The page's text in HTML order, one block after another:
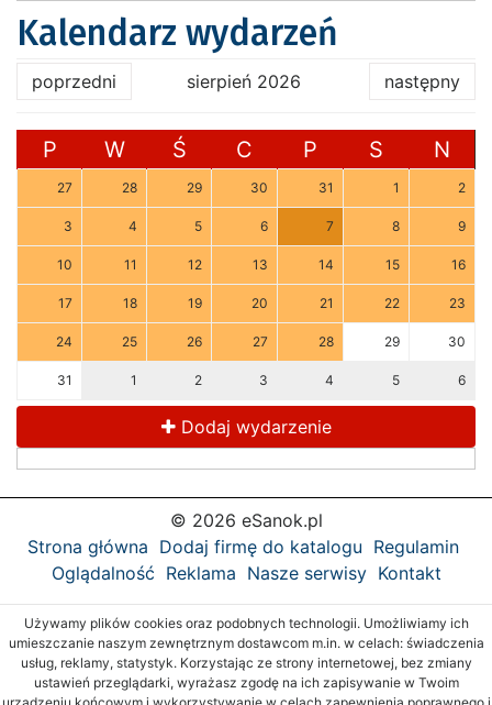
Kalendarz wydarzeń
poprzedni sierpień 2026 następny
P W Ś C P S N
27 28 29 30 31 1 2
3 4 5 6 7 8 9
10 11 12 13 14 15 16
17 18 19 20 21 22 23
24 25 26 27 28 29 30
31 1 2 3 4 5 6
Dodaj wydarzenie
© 2026 eSanok.pl
Strona główna Dodaj firmę do katalogu Regulamin
Oglądalność Reklama Nasze serwisy Kontakt
Używamy plików cookies oraz podobnych technologii. Umożliwiamy ich
umieszczanie naszym zewnętrznym dostawcom m.in. w celach: świadczenia
usług, reklamy, statystyk. Korzystając ze strony internetowej, bez zmiany
ustawień przeglądarki, wyrażasz zgodę na ich zapisywanie w Twoim